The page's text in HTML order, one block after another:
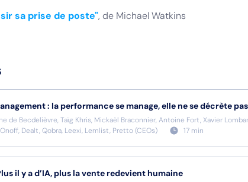
sa prise de poste", de Michael Watkins
: la performance se manage, elle ne se décrète pas
de Becdelièvre, Taïg Khris, Mickaël Braconnier, Antoine Fort, Xavier
Dealt, Qobra, Leexi, Lemlist, Pretto(CEOs) 17 min
il y a d’IA, plus la vente redevient humaine